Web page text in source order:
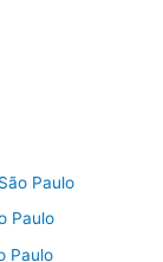
Paulo
Paulo
Paulo